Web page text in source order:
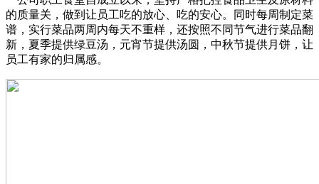
的质量关，做到让员工吃的放心、吃的安心。同时每周制定菜
谱，实行菜品两周内每天不重样，还按照不同节气进行菜品翻
新，夏季提供绿豆汤，元宵节提供汤圆，中秋节提供月饼，让
员工有家的归属感。